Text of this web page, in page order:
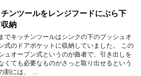
ンツールをレンジフードにぶら下
納
でキッチンツールはシンクの下のプッシュオ
式のドアポケットに収納していました。 この
ュオープン式というのが曲者で、引き出しを
くても必要なものがさっと取り出せるという
割には、 …